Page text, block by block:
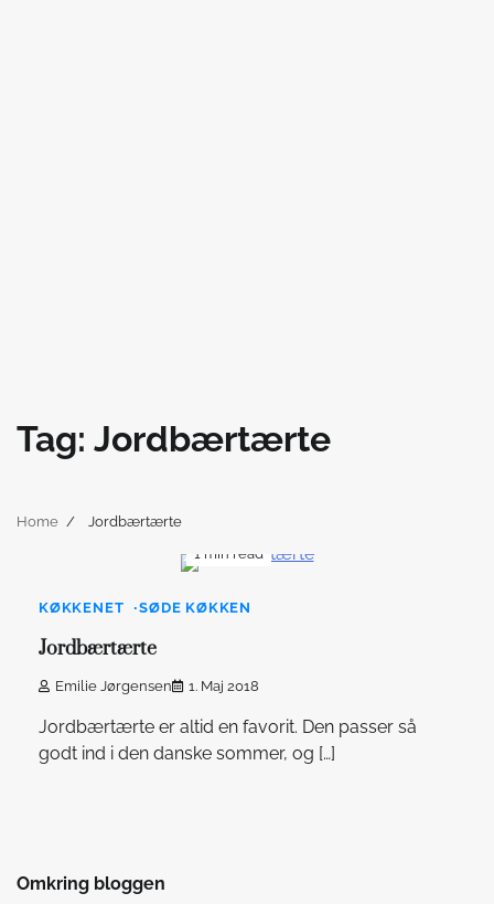
Tag: Jordbærtærte
Home
Jordbærtærte
1 min read
KØKKENET SØDE KØKKEN
Jordbærtærte
Emilie Jørgensen 1. Maj 2018
Jordbærtærte er altid en favorit. Den passer så
godt ind i den danske sommer, og […]
Omkring bloggen